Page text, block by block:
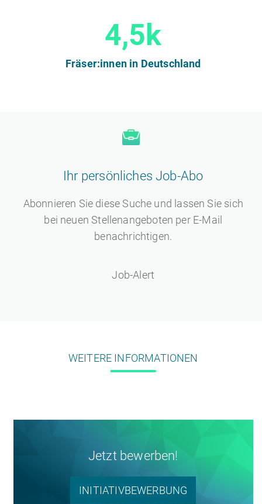
4,5k
Fräser:innen in Deutschland
Ihr persönliches Job-Abo
Abonnieren Sie diese Suche und lassen Sie sich
bei neuen Stellenangeboten per E-Mail
benachrichtigen.
Job-Alert
WEITERE INFORMATIONEN
Jetzt bewerben!
INITIATIVBEWERBUNG